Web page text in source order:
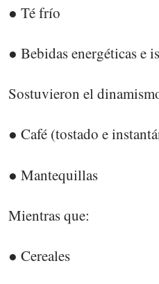
● Té frío
● Bebidas energéticas e
Sostuvieron el
● Café (tostado e
● Mantequillas
Mientras que:
● Cereales